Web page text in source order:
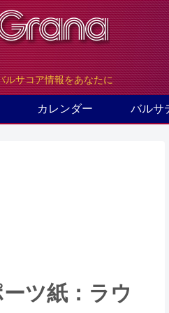
ルサコア情報をあなたに
カレンダー バルサ
ツ紙：ラウ